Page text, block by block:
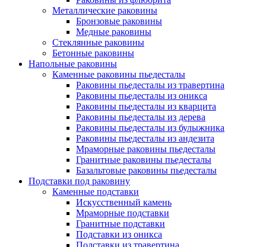
Металлические раковины
Бронзовые раковины
Медные раковины
Стеклянные раковины
Бетонные раковины
Напольные раковины
Каменные раковины пьедесталы
Раковины пьедесталы из травертина
Раковины пьедесталы из оникса
Раковины пьедесталы из кварцита
Раковины пьедесталы из дерева
Раковины пьедесталы из булыжника
Раковины пьедесталы из андезита
Мраморные раковины пьедесталы
Гранитные раковины пьедесталы
Базальтовые раковины пьедесталы
Подставки под раковину
Каменные подставки
Искусственный камень
Мраморные подставки
Гранитные подставки
Подставки из оникса
Подставки из травертина